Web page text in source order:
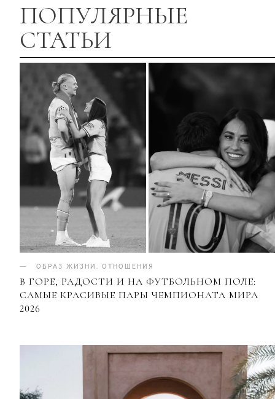
ПОПУЛЯРНЫЕ
СТАТЬИ
ОБРАЗ ЖИЗНИ . ОТНОШЕНИЯ
В ГОРЕ, РАДОСТИ И НА ФУТБОЛЬНОМ ПОЛЕ:
САМЫЕ КРАСИВЫЕ ПАРЫ ЧЕМПИОНАТА МИРА
2026